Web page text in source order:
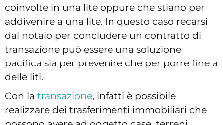
coinvolte in una lite oppure che stiano per
addivenire a una lite. In questo caso recarsi
dal notaio per concludere un contratto di
transazione può essere una soluzione
pacifica sia per prevenire che per porre fine a
delle liti.
Con la transazione, infatti è possibile
realizzare dei trasferimenti immobiliari che